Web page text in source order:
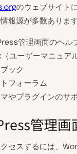
のウェブサイト
報源が多数ありま
管理画面のヘル
ユーザーマニュアル
ック
フォーラム
やプラグインのサ
管理画
セスするには、